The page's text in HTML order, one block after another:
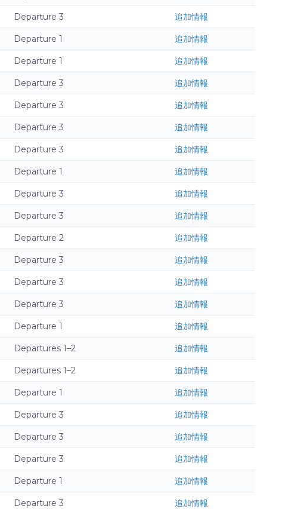
Departure 3 追加情報
Departure 1 追加情報
Departure 1 追加情報
Departure 3 追加情報
Departure 3 追加情報
Departure 3 追加情報
Departure 3 追加情報
Departure 1 追加情報
Departure 3 追加情報
Departure 3 追加情報
Departure 2 追加情報
Departure 3 追加情報
Departure 3 追加情報
Departure 3 追加情報
Departure 1 追加情報
Departures 1–2 追加情報
Departures 1–2 追加情報
Departure 1 追加情報
Departure 3 追加情報
Departure 3 追加情報
Departure 3 追加情報
Departure 1 追加情報
Departure 3 追加情報